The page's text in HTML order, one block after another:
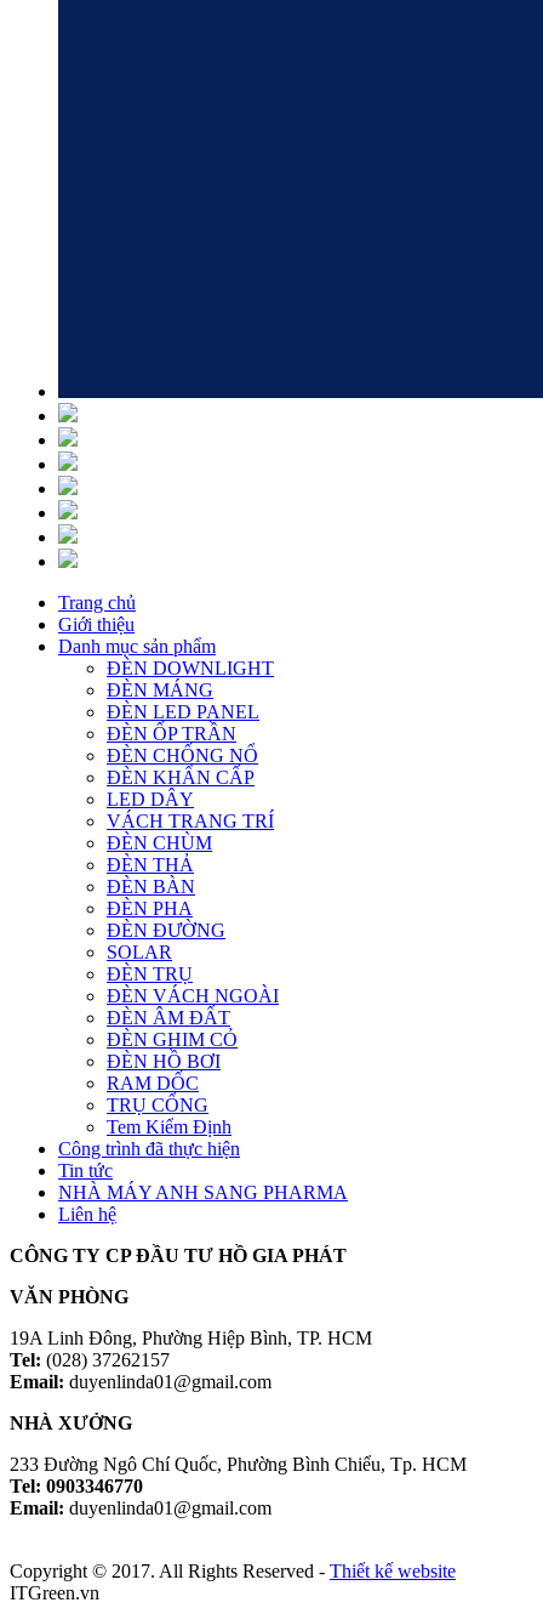
Trang chủ
Giới thiệu
Danh mục sản phẩm
ĐÈN DOWNLIGHT
ĐÈN MÁNG
ĐÈN LED PANEL
ĐÈN ỐP TRẦN
ĐÈN CHỐNG NỔ
ĐÈN KHẨN CẤP
LED DÂY
VÁCH TRANG TRÍ
ĐÈN CHÙM
ĐÈN THẢ
ĐÈN BÀN
ĐÈN PHA
ĐÈN ĐƯỜNG
SOLAR
ĐÈN TRỤ
ĐÈN VÁCH NGOÀI
ĐÈN ÂM ĐẤT
ĐÈN GHIM CỎ
ĐÈN HỒ BƠI
RAM DỐC
TRỤ CỔNG
Tem Kiểm Định
Công trình đã thực hiện
Tin tức
NHÀ MÁY ANH SANG PHARMA
Liên hệ
CÔNG TY CP ĐẦU TƯ HỒ GIA PHÁT
VĂN PHÒNG
19A Linh Đông, Phường Hiệp Bình, TP. HCM
Tel: (028) 37262157
Email: duyenlinda01@gmail.com
NHÀ XƯỞNG
233 Đường Ngô Chí Quốc, Phường Bình Chiểu, Tp. HCM
Tel: 0903346770
Email: duyenlinda01@gmail.com
Copyright © 2017. All Rights Reserved - Thiết kế website
ITGreen.vn